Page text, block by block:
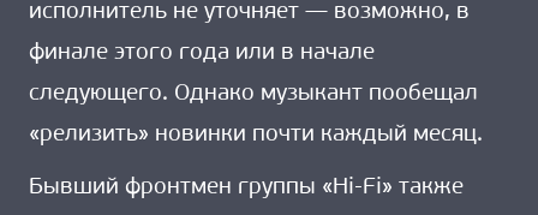
исполнитель не уточняет — возможно, в
финале этого года или в начале
следующего. Однако музыкант пообещал
«релизить» новинки почти каждый месяц.
Бывший фронтмен группы «Hi-Fi» также